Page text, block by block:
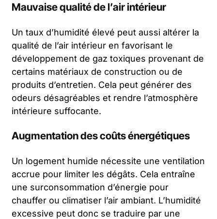
Mauvaise qualité de l’air intérieur
Un taux d’humidité élevé peut aussi altérer la
qualité de l’air intérieur en favorisant le
développement de gaz toxiques provenant de
certains matériaux de construction ou de
produits d’entretien. Cela peut générer des
odeurs désagréables et rendre l’atmosphère
intérieure suffocante.
Augmentation des coûts énergétiques
Un logement humide nécessite une ventilation
accrue pour limiter les dégâts. Cela entraîne
une surconsommation d’énergie pour
chauffer ou climatiser l’air ambiant. L’humidité
excessive peut donc se traduire par une